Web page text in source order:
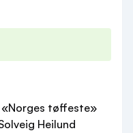
«Norges tøffeste»
Heilund